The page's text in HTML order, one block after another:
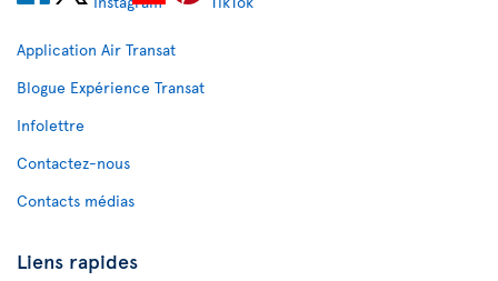
Application Air Transat
Blogue Expérience Transat
Infolettre
Contactez-nous
Contacts médias
Liens rapides